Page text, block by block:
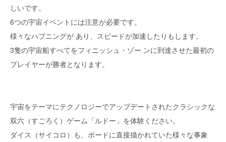
しいです。
6つの宇宙イベントには注意が必要です。
様々なハプニングが あり、スピードが加速したりもします。
3隻の宇宙船すべてをフィニッシュ・ゾー ンに到達させた最初の
プレイヤーが勝者となります。
宇宙をテーマにテクノロジーでアップデートされたクラシックな
双六（すごろく）ゲーム「ルドー」を体験ください。
ダイス（サイコロ）も、ボードに直接描かれていた様々な事象